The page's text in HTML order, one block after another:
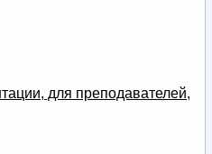
для преподавателей,